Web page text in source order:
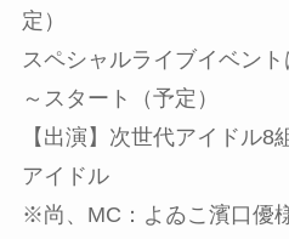
定）
スペシャルライブイベン
～スタート（予定）
【出演】次世代アイドル
アイドル
※尚、MC：よゐこ濱口優